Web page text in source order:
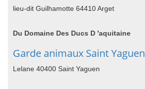
lieu-dit Guilhamotte 64410 Arget
Du Domaine Des Ducs D 'aquitaine
Garde animaux Saint Yaguen
Lelane 40400 Saint Yaguen